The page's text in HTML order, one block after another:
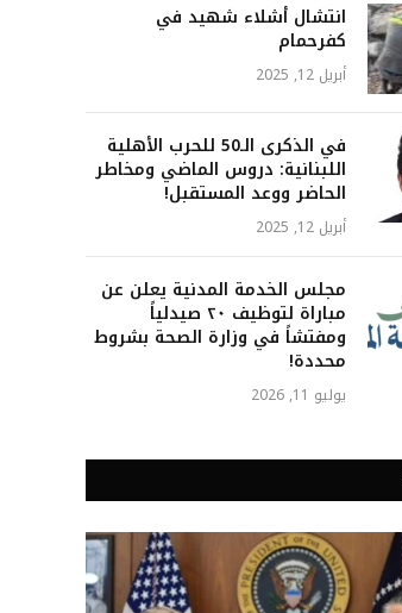
انتشال أشلاء شهيد في
كفرحمام
أبريل 12, 2025
في الذكرى الـ50 للحرب الأهلية
اللبنانية: دروس الماضي ومخاطر
الحاضر ووعد المستقبل!
أبريل 12, 2025
مجلس الخدمة المدنية يعلن عن
مباراة لتوظيف ٢٠ صيدلياً
ومفتشاً في وزارة الصحة بشروط
محددة!
يوليو 11, 2026